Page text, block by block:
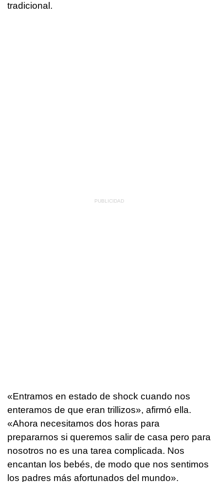
tradicional.
«Entramos en estado de shock cuando nos
enteramos de que eran trillizos», afirmó ella.
«Ahora necesitamos dos horas para
prepararnos si queremos salir de casa pero para
nosotros no es una tarea complicada. Nos
encantan los bebés, de modo que nos sentimos
los padres más afortunados del mundo».